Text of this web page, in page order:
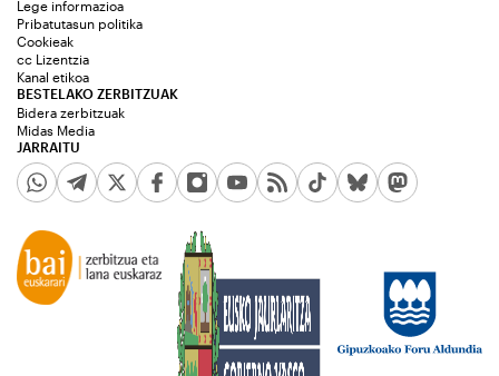
JARRAITU
Lege informazioa
Pribatutasun politika
Cookieak
cc Lizentzia
Kanal etikoa
BESTELAKO ZERBITZUAK
Bidera zerbitzuak
Midas Media